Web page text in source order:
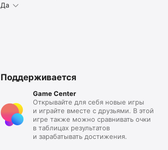
Да
Поддерживается
Game Center
Открывайте для себя новые игры
и играйте вместе с друзьями. В этой
игре также можно сравнивать очки
в таблицах результатов
и зарабатывать достижения.